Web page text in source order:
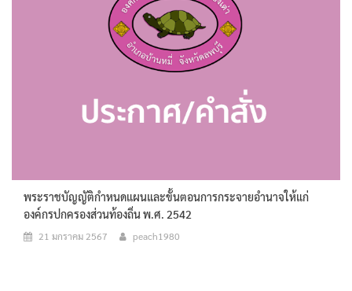
พระราชบัญญัติกำหนดแผนและขั้นตอนการกระจายอำนาจให้แก่
องค์กรปกครองส่วนท้องถิ่น พ.ศ. 2542
21 มกราคม 2567 peach1980